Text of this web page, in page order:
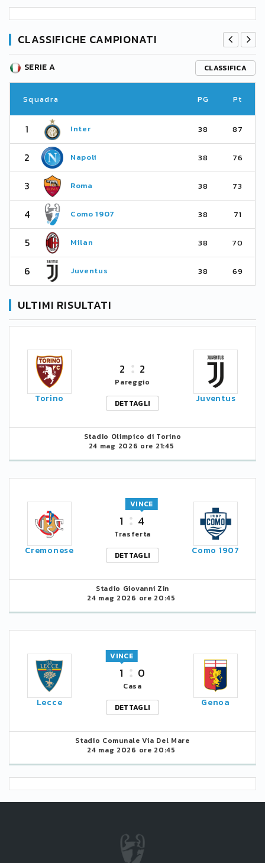
CLASSIFICHE CAMPIONATI
SERIE A CLASSIFICA
Squadra PG Pt
1 Inter 38 87
2 Napoli 38 76
3 Roma 38 73
4 Como 1907 38 71
5 Milan 38 70
6 Juventus 38 69
ULTIMI RISULTATI
Torino
2 2
Pareggio
DETTAGLI
Juventus
Stadio Olimpico di Torino
24 mag 2026 ore 21:45
Cremonese
1 4
VINCE
Trasferta
DETTAGLI
Como 1907
Stadio Giovanni Zin
24 mag 2026 ore 20:45
Lecce
1
VINCE
0
Casa
DETTAGLI
Genoa
Stadio Comunale Via Del Mare
24 mag 2026 ore 20:45